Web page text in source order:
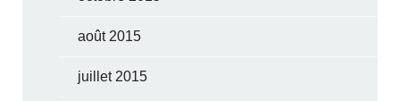
août 2015
juillet 2015